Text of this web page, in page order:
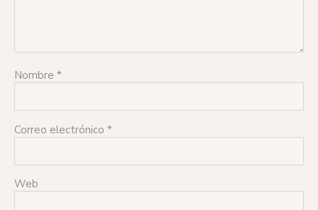
Nombre *
Correo electrónico *
Web